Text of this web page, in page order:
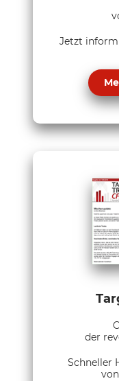
Jetzt
der
Schneller